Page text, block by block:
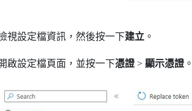
視設定檔資訊，然後按一下建立。
啟設定檔頁面，並按一下憑證> 顯示憑證。